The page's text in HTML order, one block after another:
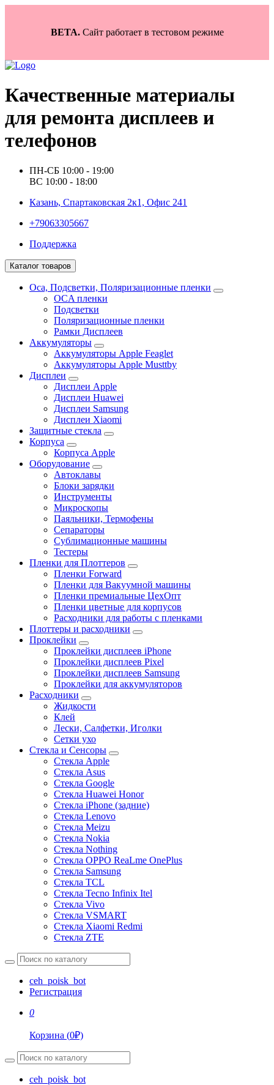
BETA.Сайт работает в тестовом режиме
Качественные материалы
для ремонта дисплеев и
телефонов
ПН-СБ 10:00 - 19:00
ВС 10:00 - 18:00
Казань, Спартаковская 2к1, Офис 241
+79063305667
Поддержка
Каталог товаров
Oca, Подсветки, Поляризационные пленки
OCA пленки
Подсветки
Поляризационные пленки
Рамки Дисплеев
Аккумуляторы
Аккумуляторы Apple Feaglet
Аккумуляторы Apple Musttby
Дисплеи
Дисплеи Apple
Дисплеи Huawei
Дисплеи Samsung
Дисплеи Xiaomi
Защитные стекла
Корпуса
Корпуса Apple
Оборудование
Автоклавы
Блоки зарядки
Инструменты
Микроскопы
Паяльники, Термофены
Сепараторы
Сублимационные машины
Тестеры
Пленки для Плоттеров
Пленки Forward
Пленки для Вакуумной машины
Пленки премиальные ЦехОпт
Пленки цветные для корпусов
Расходники для работы с пленками
Плоттеры и расходники
Проклейки
Проклейки дисплеев iPhone
Проклейки дисплеев Pixel
Проклейки дисплеев Samsung
Проклейки для аккумуляторов
Расходники
Жидкости
Клей
Лески, Салфетки, Иголки
Сетки ухо
Стекла и Сенсоры
Стекла Apple
Стекла Asus
Стекла Google
Стекла Huawei Honor
Стекла iPhone (задние)
Стекла Lenovo
Стекла Meizu
Стекла Nokia
Стекла Nothing
Стекла OPPO ReaLme OnePlus
Стекла Samsung
Стекла TCL
Стекла Tecno Infinix Itel
Стекла Vivo
Стекла VSMART
Стекла Xiaomi Redmi
Стекла ZTE
ceh_poisk_bot
Регистрация
0
Корзина (0₽)
ceh_poisk_bot